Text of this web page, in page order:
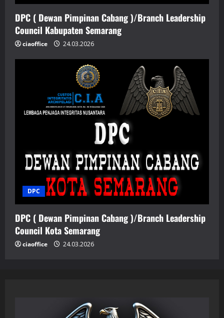
DPC ( Dewan Pimpinan Cabang )/Branch Leadership
Council Kabupaten Semarang
ciaoffice 24.03.2026
DPC
DPC ( Dewan Pimpinan Cabang )/Branch Leadership
Council Kota Semarang
ciaoffice 24.03.2026